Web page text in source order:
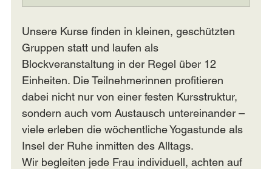
Unsere Kurse finden in kleinen, geschützten
Gruppen statt und laufen als
Blockveranstaltung in der Regel über 12
Einheiten. Die Teilnehmerinnen profitieren
dabei nicht nur von einer festen Kursstruktur,
sondern auch vom Austausch untereinander –
viele erleben die wöchentliche Yogastunde als
Insel der Ruhe inmitten des Alltags.
Wir begleiten jede Frau individuell, achten auf